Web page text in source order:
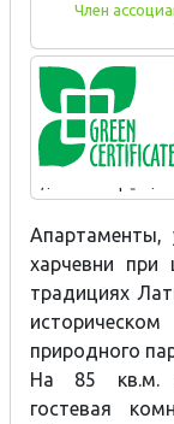
Член
ģimenes ar
Pērn ēkā atvērts
pildrežģa
Апартаменты,
харчевни
традициях
природного
На 85 кв.м.
гостевая